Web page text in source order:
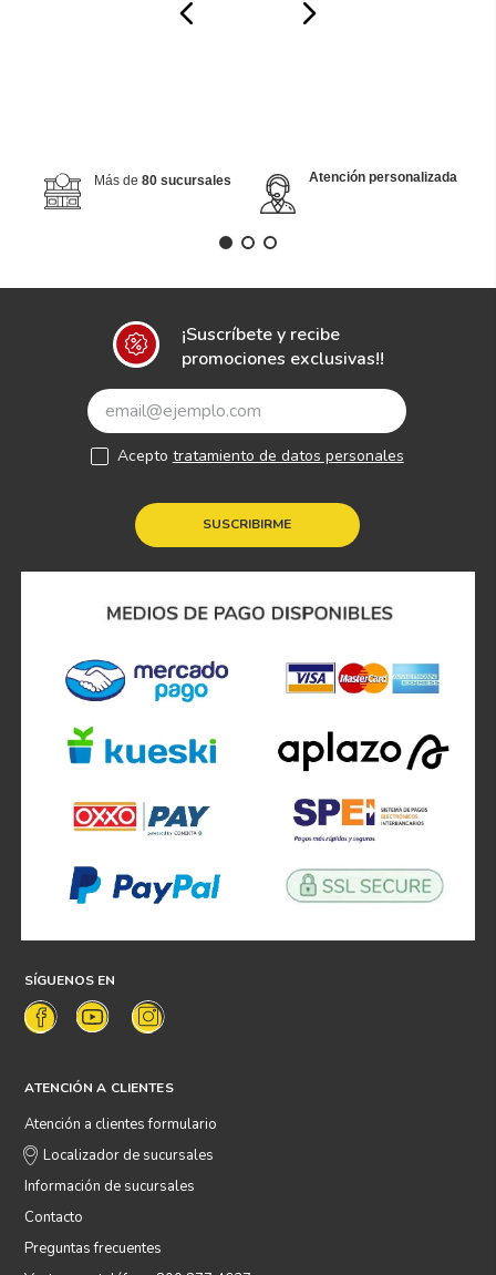
Más de 80 sucursales Atención personalizada
¡Suscríbete y recibe
promociones exclusivas!!
SUSCRIBIRME
Acepto tratamiento de datos personales
SÍGUENOS EN
ATENCIÓN A CLIENTES
Atención a clientes formulario
Localizador de sucursales
Información de sucursales
Contacto
Preguntas frecuentes